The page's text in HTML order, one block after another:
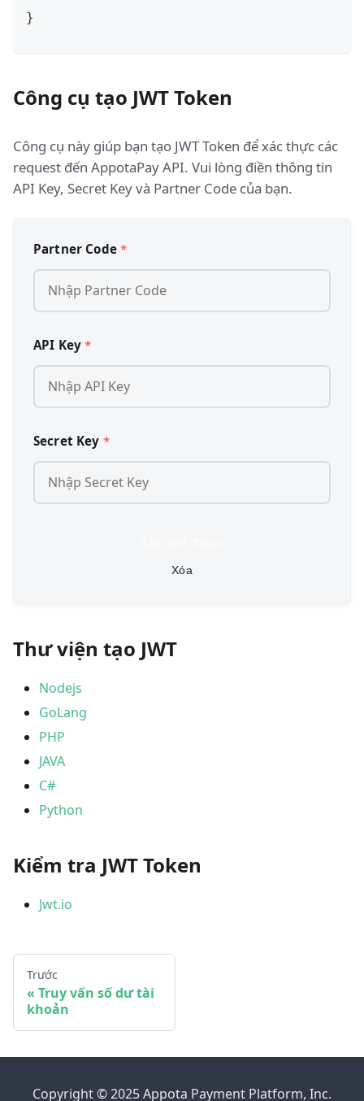
}
Công cụ tạo JWT Token
Công cụ này giúp bạn tạo JWT Token để xác thực các
request đến AppotaPay API. Vui lòng điền thông tin
API Key, Secret Key và Partner Code của bạn.
Partner Code *
API Key *
Secret Key *
Xóa
Thư viện tạo JWT
Nodejs
GoLang
PHP
JAVA
C#
Python
Kiểm tra JWT Token
Jwt.io
Trước
Truy vấn số dư tài
khoản
Copyright © 2025 Appota Payment Platform, Inc.